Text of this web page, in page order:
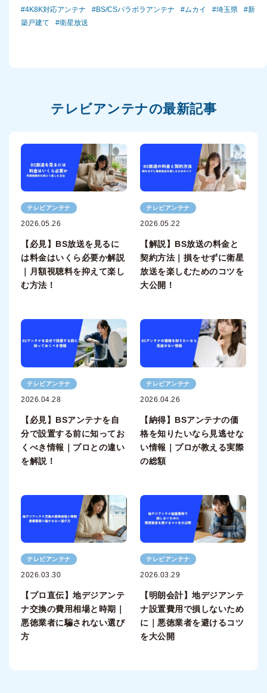
4K8K対応アンテナ BS/CSパラボラアンテナ ムカイ 埼玉県
新
築戸建て
衛星放送
テレビアンテナの最新記事
テレビアンテナ
2026.05.26
【必見】BS放送を見るに
は料金はいくら必要か解説
｜月額視聴料を抑えて楽し
む方法！
テレビアンテナ
2026.05.22
【解説】BS放送の料金と
契約方法｜損をせずに衛星
放送を楽しむためのコツを
大公開！
テレビアンテナ
2026.04.28
【必見】BSアンテナを自
分で設置する前に知ってお
くべき情報｜プロとの違い
を解説！
テレビアンテナ
2026.04.26
【納得】BSアンテナの価
格を知りたいなら見逃せな
い情報｜プロが教える実際
の総額
テレビアンテナ
2026.03.30
【プロ直伝】地デジアンテ
ナ交換の費用相場と時期｜
悪徳業者に騙されない選び
方
テレビアンテナ
2026.03.29
【明朗会計】地デジアンテ
ナ設置費用で損しないため
に｜悪徳業者を避けるコツ
を大公開